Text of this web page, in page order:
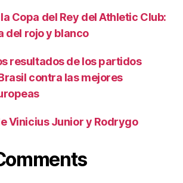
Copa del Rey del Athletic Club:
del rojo y blanco
resultados de los partidos
contra las mejores
Vinicius Junior y Rodrygo